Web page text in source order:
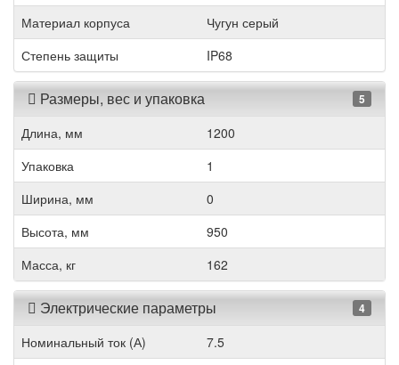
Материал корпуса
Чугун серый
Степень защиты
IP68
Размеры, вес и упаковка 5
Длина, мм
1200
Упаковка
1
Ширина, мм
0
Высота, мм
950
Масса, кг
162
Электрические параметры 4
Номинальный ток (А)
7.5